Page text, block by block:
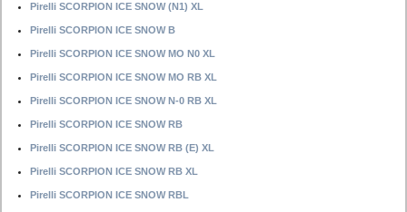
Pirelli SCORPION ICE SNOW (N1) XL
Pirelli SCORPION ICE SNOW B
Pirelli SCORPION ICE SNOW MO N0 XL
Pirelli SCORPION ICE SNOW MO RB XL
Pirelli SCORPION ICE SNOW N-0 RB XL
Pirelli SCORPION ICE SNOW RB
Pirelli SCORPION ICE SNOW RB (E) XL
Pirelli SCORPION ICE SNOW RB XL
Pirelli SCORPION ICE SNOW RBL